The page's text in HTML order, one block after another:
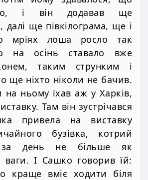
і він додавав ще
далі ще півкілограма, ще і
мріях лоша росло так
на осінь ставало вже
таким струнким і
ще ніхто ніколи не бачив.
ньому їхав аж у Харків,
Там він зустрічався
привела на виставку
бузівка, котрий
за день не більше як
ваги. І Сашко говорив їй:
краще вміє ходити біля